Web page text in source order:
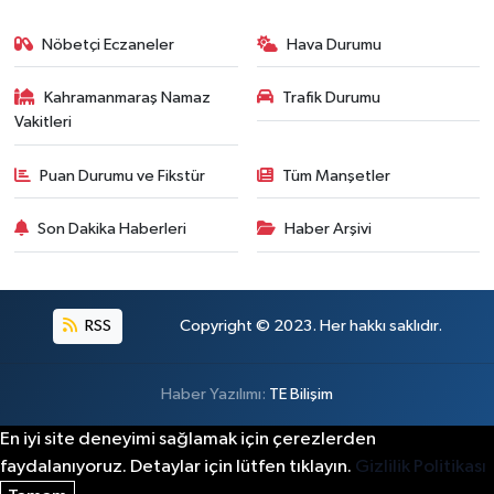
Nöbetçi Eczaneler Hava Durumu
Kahramanmaraş Namaz
Vakitleri
Trafik Durumu
Puan Durumu ve Fikstür Tüm Manşetler
Son Dakika Haberleri Haber Arşivi
RSS Copyright © 2023. Her hakkı saklıdır.
Haber Yazılımı: TE Bilişim
En iyi site deneyimi sağlamak için çerezlerden
faydalanıyoruz. Detaylar için lütfen tıklayın. Gizlilik Politikası